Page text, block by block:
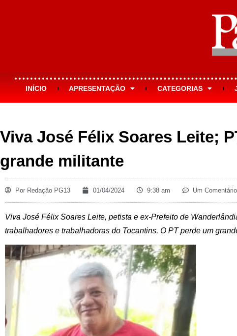
INÍCIO APRESENTAÇÃO CATEGORIAS
Viva José Félix Soares Leite;
grande militante
Por Redação PG13 01/04/2024 9:38 am Um Comentário
Viva José Félix Soares Leite, petista e ex-Prefeito de
trabalhadores e trabalhadoras do Tocantins. O PT perde um